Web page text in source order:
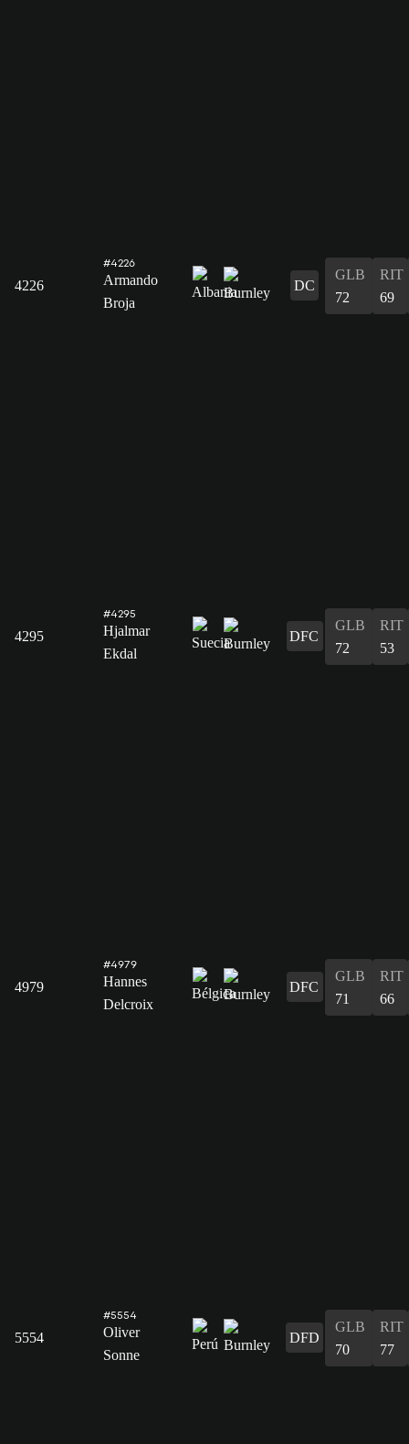
4226
#4226
Armando
Broja
DC
GLB
72
RIT
69
4295
#4295
Hjalmar
Ekdal
DFC
GLB
72
RIT
53
4979
#4979
Hannes
Delcroix
DFC
GLB
71
RIT
66
5554
#5554
Oliver
Sonne
DFD
GLB
70
RIT
77